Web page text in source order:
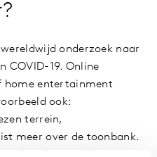
onderzoek naar
COVID-19. Online
entertainment
ook:
terrein,
meer over de toonbank.